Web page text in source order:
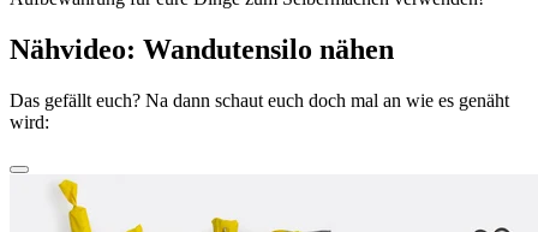
Nähvideo: Wandutensilo nähen
Das gefällt euch? Na dann schaut euch doch mal an wie es genäht
wird: